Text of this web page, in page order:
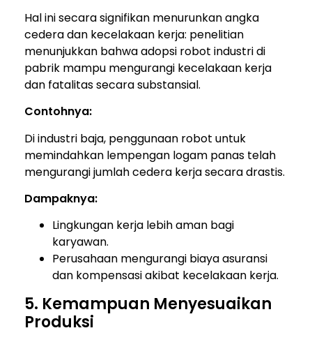
Hal ini secara signifikan menurunkan angka
cedera dan kecelakaan kerja: penelitian
menunjukkan bahwa adopsi robot industri di
pabrik mampu mengurangi kecelakaan kerja
dan fatalitas secara substansial.
Contohnya:
Di industri baja, penggunaan robot untuk
memindahkan lempengan logam panas telah
mengurangi jumlah cedera kerja secara drastis.
Dampaknya:
Lingkungan kerja lebih aman bagi
karyawan.
Perusahaan mengurangi biaya asuransi
dan kompensasi akibat kecelakaan kerja.
5. Kemampuan Menyesuaikan
Produksi